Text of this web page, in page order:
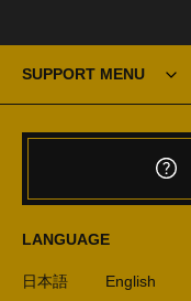
SUPPORT MENU
LANGUAGE
日本語 English